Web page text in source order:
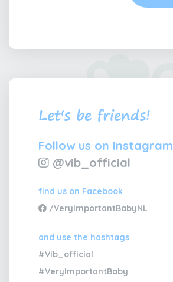
Let's be friends!
Follow us on Instagram
@vib_official
find us on Facebook
/VeryImportantBabyNL
and use the hashtags
#Vib_official
#VeryImportantBaby